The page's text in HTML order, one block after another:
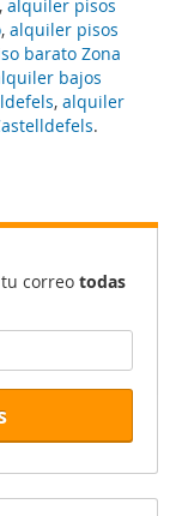
, alquiler pisos
, alquiler pisos
barato Zona
bajos
, alquiler
.
correo todas